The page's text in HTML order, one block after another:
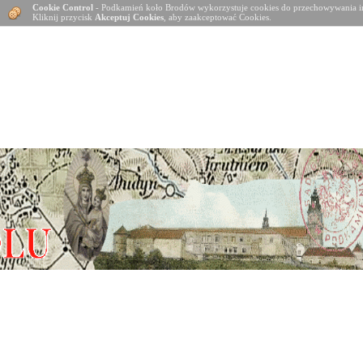
Cookie Control - Podkamień koło Brodów wykorzystuje cookies do
Kliknij przycisk Akceptuj Cookies , aby zaakceptować Cookies.